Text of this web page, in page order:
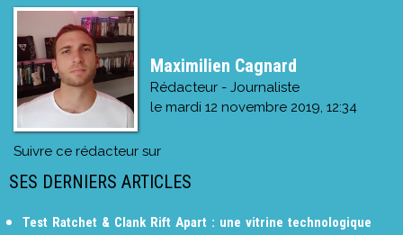
Maximilien Cagnard
Rédacteur - Journaliste
le mardi 12 novembre 2019, 12:34
Suivre ce rédacteur sur
SES DERNIERS ARTICLES
Test Ratchet & Clank Rift Apart : une vitrine technologique